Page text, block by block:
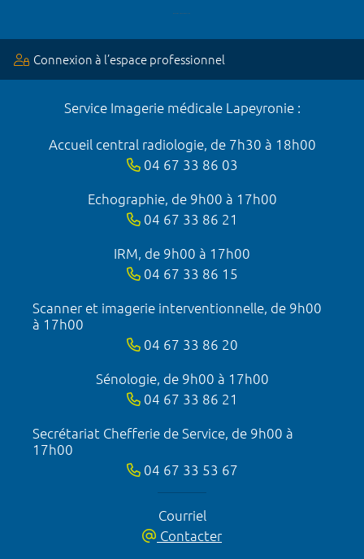
Connexion à l’espace professionnel
Service Imagerie médicale Lapeyronie :
Accueil central radiologie, de 7h30 à 18h00
04 67 33 86 03
Echographie, de 9h00 à 17h00
04 67 33 86 21
IRM, de 9h00 à 17h00
04 67 33 86 15
Scanner et imagerie interventionnelle, de 9h00
à 17h00
04 67 33 86 20
Sénologie, de 9h00 à 17h00
04 67 33 86 21
Secrétariat Chefferie de Service, de 9h00 à
17h00
04 67 33 53 67
Courriel
Contacter